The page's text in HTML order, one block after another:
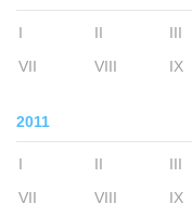
I II III
VII
VIII IX
2011
I II III
VII
VIII IX